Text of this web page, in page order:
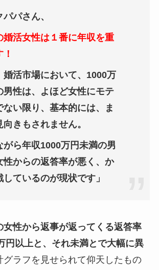
パパさん、
婚活女性は１番に年収を重
活市場において、1000万
男性は、よほど女性にモテ
ない限り、基本的には、ま
向きもされません。
ら年収1000万円未満の男
性からの返答率が悪く、か
ているのが現状です」
女性から返事が返ってくる返答率
円以上と、それ未満とで大幅に異
グラフを見せられて仰天したもの